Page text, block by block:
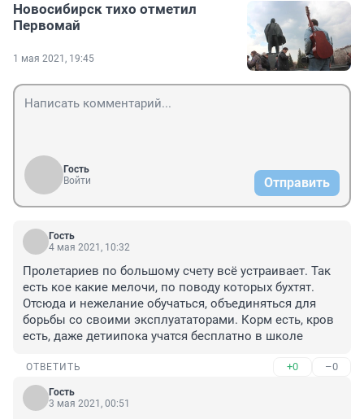
Новосибирск тихо отметил
Первомай
1 мая 2021, 19:45
Гость
Войти
Отправить
Гость
4 мая 2021, 10:32
Пролетариев по большому счету всё устраивает. Так
есть кое какие мелочи, по поводу которых бухтят.
Отсюда и нежелание обучаться, объединяться для
борьбы со своими эксплуататорами. Корм есть, кров
есть, даже детиипока учатся бесплатно в школе
ОТВЕТИТЬ +0 –0
Гость
3 мая 2021, 00:51